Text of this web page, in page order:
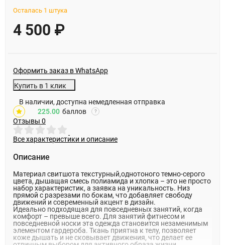
Осталась 1 штука
4 500 ₽
Оформить заказ в WhatsApp
Купить в 1 клик
В наличии, доступна немедленная отправка
225.00 баллов ?
Отзывы 0
Все характеристики и описание
Описание
Материал свитшота текстурный,однотоного темно-серого
цвета, дышащая смесь полиамида и хлопка – это не просто
набор характеристик, а заявка на уникальность. Низ
прямой с разрезами по бокам, что добавляет свободу
движений и современный акцент в дизайн.
Идеально подходящая для повседневных занятий, когда
комфорт – превыше всего. Для занятий фитнесом и
повседневной носки эта одежда становится незаменимым
элементом гардероба. Ткань приятна к телу, позволяет
коже дышать и не сковывает движения, что делает ее